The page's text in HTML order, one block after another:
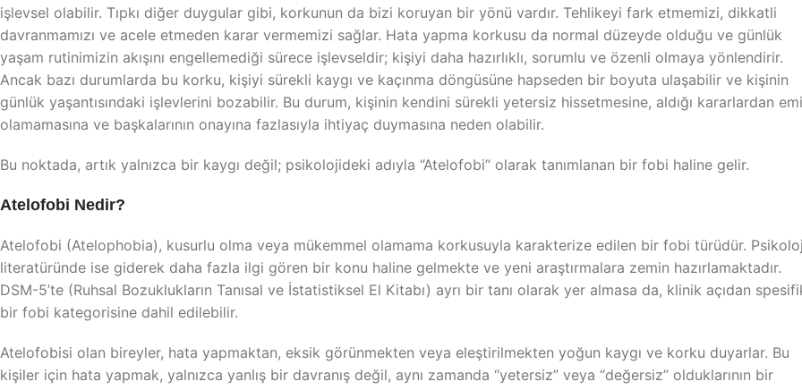
işlevsel olabilir. Tıpkı diğer duygular gibi, korkunun da bizi koruyan bir yönü vardır. Tehlikeyi fark etmemizi, dikkatli
davranmamızı ve acele etmeden karar vermemizi sağlar. Hata yapma korkusu da normal düzeyde olduğu ve günlük
yaşam rutinimizin akışını engellemediği sürece işlevseldir; kişiyi daha hazırlıklı, sorumlu ve özenli olmaya yönlendirir.
Ancak bazı durumlarda bu korku, kişiyi sürekli kaygı ve kaçınma döngüsüne hapseden bir boyuta ulaşabilir ve kişinin
günlük yaşantısındaki işlevlerini bozabilir. Bu durum, kişinin kendini sürekli yetersiz hissetmesine, aldığı kararlardan
olamamasına ve başkalarının onayına fazlasıyla ihtiyaç duymasına neden olabilir.
Bu noktada, artık yalnızca bir kaygı değil; psikolojideki adıyla “Atelofobi” olarak tanımlanan bir fobi haline gelir.
Atelofobi Nedir?
Atelofobi (Atelophobia), kusurlu olma veya mükemmel olamama korkusuyla karakterize edilen bir fobi türüdür.
literatüründe ise giderek daha fazla ilgi gören bir konu haline gelmekte ve yeni araştırmalara zemin hazırlamaktadır.
DSM-5’te (Ruhsal Bozuklukların Tanısal ve İstatistiksel El Kitabı) ayrı bir tanı olarak yer almasa da, klinik açıdan
bir fobi kategorisine dahil edilebilir.
Atelofobisi olan bireyler, hata yapmaktan, eksik görünmekten veya eleştirilmekten yoğun kaygı ve korku duyarlar. Bu
kişiler için hata yapmak, yalnızca yanlış bir davranış değil, aynı zamanda “yetersiz” veya “değersiz” olduklarının bir